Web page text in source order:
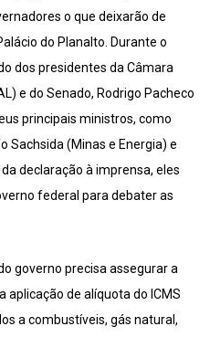
o que deixarão de
do Planalto. Durante o
dos presidentes da Câmara
e do Senado, Rodrigo Pacheco
principais ministros, como
Sachsida (Minas e Energia) e
declaração à imprensa, eles
federal para debater as
governo precisa assegurar a
aplicação de alíquota do ICMS
a combustíveis, gás natural,